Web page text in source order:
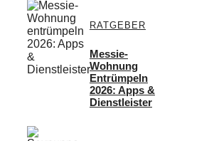
RATGEBER
Messie-
Wohnung
Entrümpeln
2026: Apps &
Dienstleister